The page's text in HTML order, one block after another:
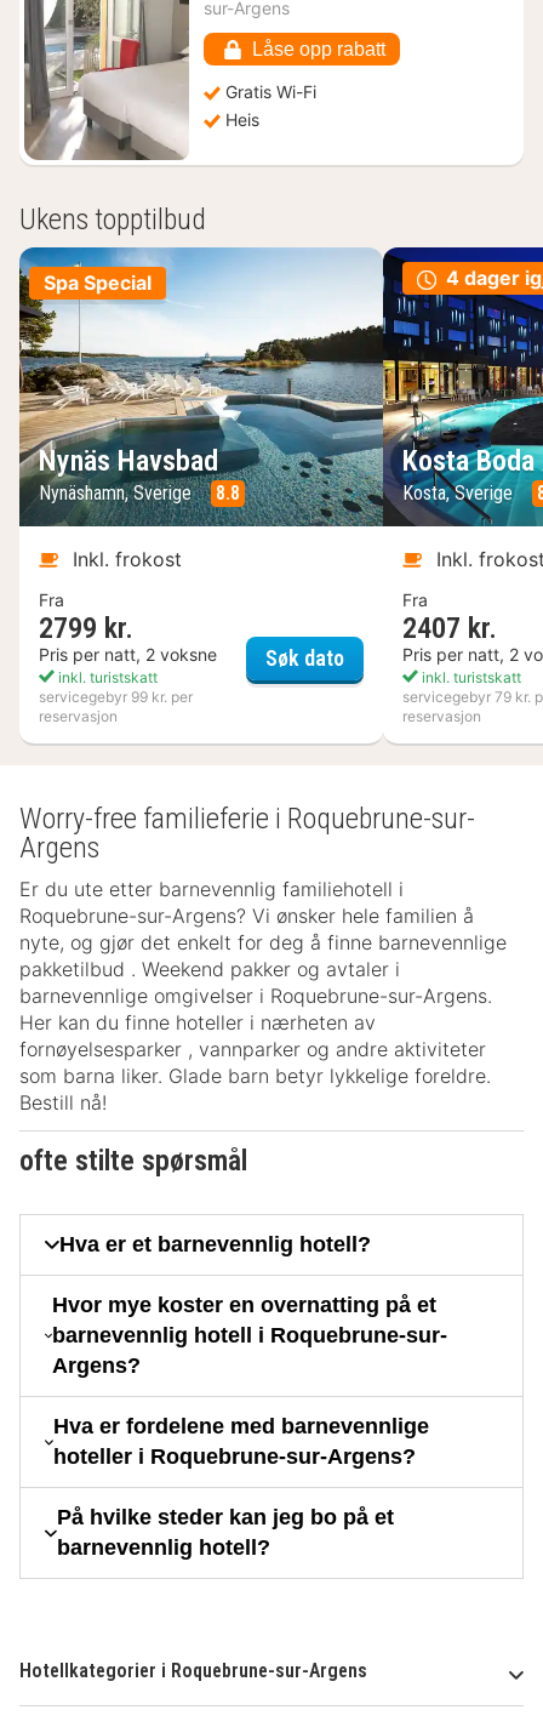
kr.
sur-Argens
Låse opp rabatt
Gratis Wi-Fi
Heis
Ukens topptilbud
Spa Special
Nynäs Havsbad
Nynäshamn, Sverige 8.8
Inkl. frokost
Fra
2799 kr.
Pris per natt, 2 voksne
inkl. turistskatt
servicegebyr 99 kr. per
reservasjon
Søk datoNynäs Havsbad
4 dager
Kosta
Kosta, Sverige
Inkl.
Fra
2407 kr.
Pris per natt, 2
inkl. turistskatt
servicegebyr 79 kr.
reservasjon
Worry-free familieferie i Roquebrune-sur-
Argens
Er du ute etter barnevennlig familiehotell i
Roquebrune-sur-Argens? Vi ønsker hele familien å
nyte, og gjør det enkelt for deg å finne barnevennlige
pakketilbud . Weekend pakker og avtaler i
barnevennlige omgivelser i Roquebrune-sur-Argens.
Her kan du finne hoteller i nærheten av
fornøyelsesparker , vannparker og andre aktiviteter
som barna liker. Glade barn betyr lykkelige foreldre.
Bestill nå!
ofte stilte spørsmål
Hva er et barnevennlig hotell?
Hvor mye koster en overnatting på et
barnevennlig hotell i Roquebrune-sur-
Argens?
Hva er fordelene med barnevennlige
hoteller i Roquebrune-sur-Argens?
På hvilke steder kan jeg bo på et
barnevennlig hotell?
Hotellkategorier i Roquebrune-sur-Argens